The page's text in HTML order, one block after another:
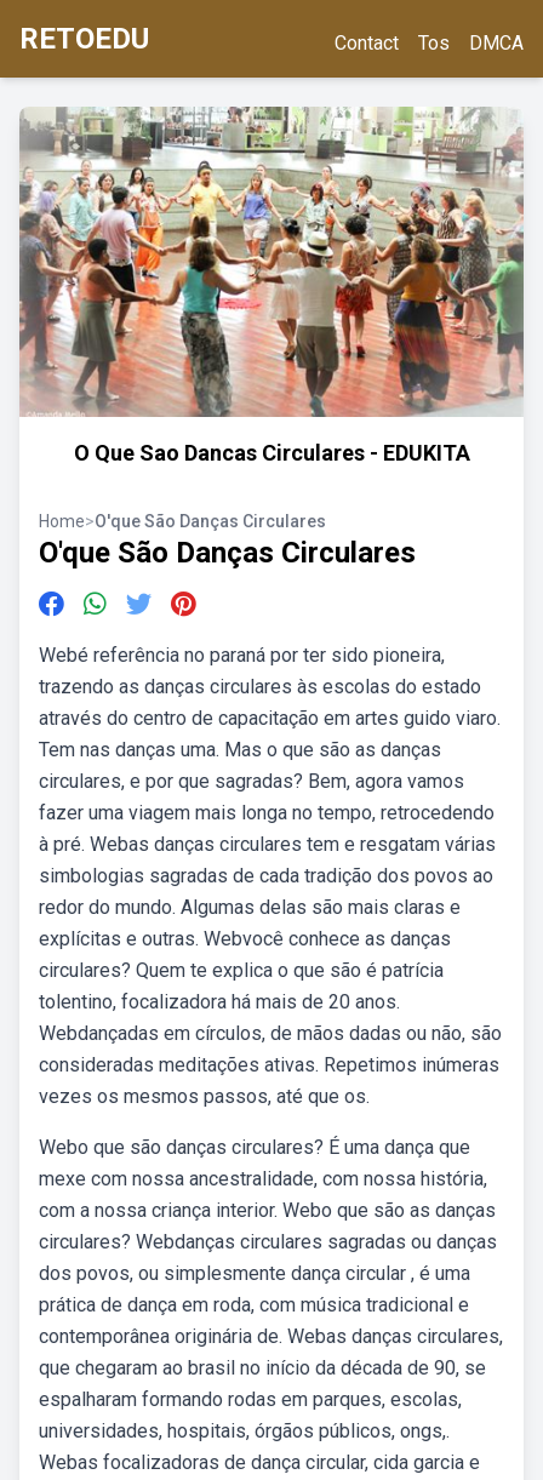
RETOEDU Contact Tos DMCA
O Que Sao Dancas Circulares - EDUKITA
Home>O'que São Danças Circulares
O'que São Danças Circulares
Webé referência no paraná por ter sido pioneira,
trazendo as danças circulares às escolas do estado
através do centro de capacitação em artes guido viaro.
Tem nas danças uma. Mas o que são as danças
circulares, e por que sagradas? Bem, agora vamos
fazer uma viagem mais longa no tempo, retrocedendo
à pré. Webas danças circulares tem e resgatam várias
simbologias sagradas de cada tradição dos povos ao
redor do mundo. Algumas delas são mais claras e
explícitas e outras. Webvocê conhece as danças
circulares? Quem te explica o que são é patrícia
tolentino, focalizadora há mais de 20 anos.
Webdançadas em círculos, de mãos dadas ou não, são
consideradas meditações ativas. Repetimos inúmeras
vezes os mesmos passos, até que os.
Webo que são danças circulares? É uma dança que
mexe com nossa ancestralidade, com nossa história,
com a nossa criança interior. Webo que são as danças
circulares? Webdanças circulares sagradas ou danças
dos povos, ou simplesmente dança circular , é uma
prática de dança em roda, com música tradicional e
contemporânea originária de. Webas danças circulares,
que chegaram ao brasil no início da década de 90, se
espalharam formando rodas em parques, escolas,
universidades, hospitais, órgãos públicos, ongs,.
Webas focalizadoras de dança circular, cida garcia e